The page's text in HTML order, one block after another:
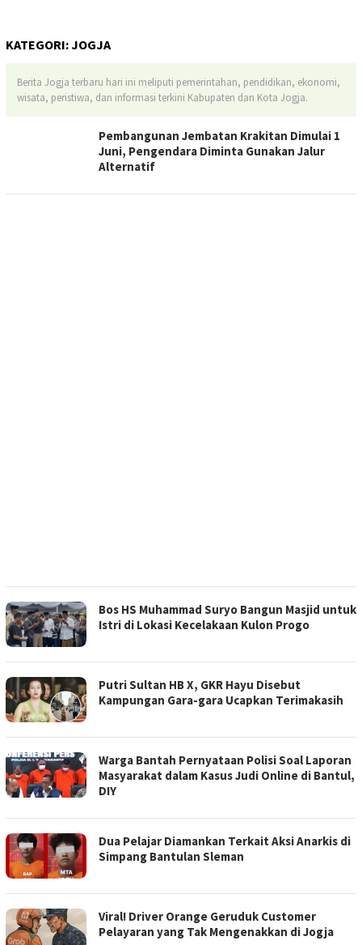
KATEGORI:JOGJA
Berita Jogja terbaru hari ini meliputi pemerintahan, pendidikan, ekonomi,
wisata, peristiwa, dan informasi terkini Kabupaten dan Kota Jogja.
Pembangunan Jembatan Krakitan Dimulai 1
Juni, Pengendara Diminta Gunakan Jalur
Alternatif
Bos HS Muhammad Suryo Bangun Masjid untuk
Istri di Lokasi Kecelakaan Kulon Progo
Putri Sultan HB X, GKR Hayu Disebut
Kampungan Gara-gara Ucapkan Terimakasih
Warga Bantah Pernyataan Polisi Soal Laporan
Masyarakat dalam Kasus Judi Online di Bantul,
DIY
Dua Pelajar Diamankan Terkait Aksi Anarkis di
Simpang Bantulan Sleman
Viral! Driver Orange Geruduk Customer
Pelayaran yang Tak Mengenakkan di Jogja